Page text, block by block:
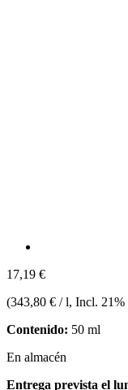
17,19 €
(343,80 € / l, Incl. 21%
Contenido: 50 ml
En almacén
Entrega prevista el